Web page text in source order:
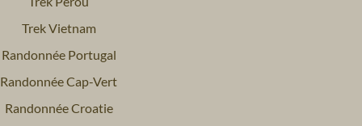
Trek Vietnam
Randonnée Portugal
Randonnée Cap-Vert
Randonnée Croatie